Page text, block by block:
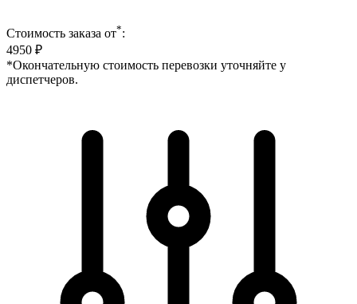
Стоимость заказа от*:
4950 ₽
*Окончательную стоимость перевозки уточняйте у
диспетчеров.